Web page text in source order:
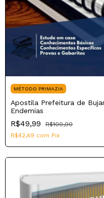
MÉTODO PRIMAZIA
Apostila Prefeitura de
Endemias
R$49,99
R$100,00
R$42,49 com Pix